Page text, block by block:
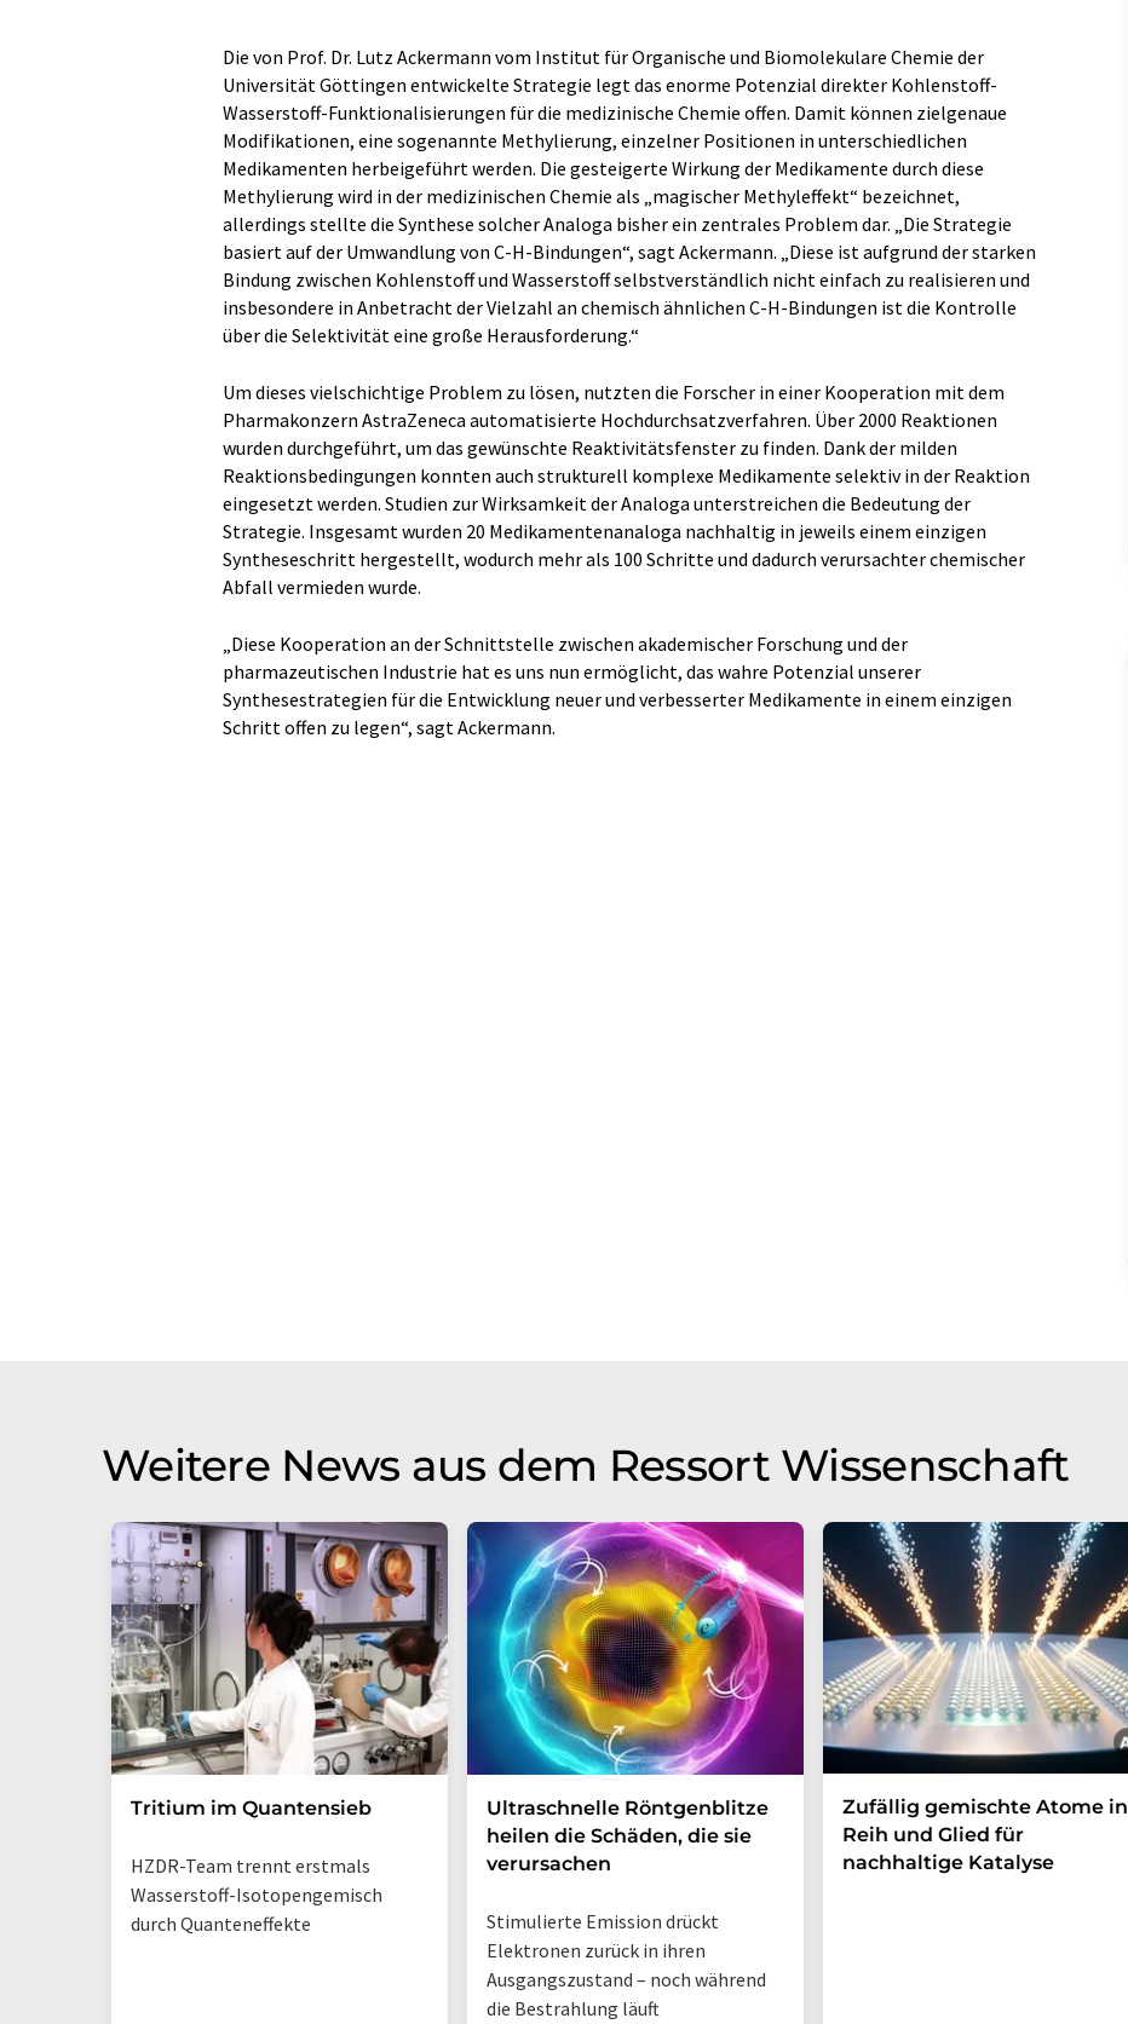
Die von Prof. Dr. Lutz Ackermann vom Institut für Organische und Biomolekulare Chemie der
Universität Göttingen entwickelte Strategie legt das enorme Potenzial direkter Kohlenstoff-
Wasserstoff-Funktionalisierungen für die medizinische Chemie offen. Damit können zielgenaue
Modifikationen, eine sogenannte Methylierung, einzelner Positionen in unterschiedlichen
Medikamenten herbeigeführt werden. Die gesteigerte Wirkung der Medikamente durch diese
Methylierung wird in der medizinischen Chemie als „magischer Methyleffekt“ bezeichnet,
allerdings stellte die Synthese solcher Analoga bisher ein zentrales Problem dar. „Die Strategie
basiert auf der Umwandlung von C-H-Bindungen“, sagt Ackermann. „Diese ist aufgrund der starken
Bindung zwischen Kohlenstoff und Wasserstoff selbstverständlich nicht einfach zu realisieren und
insbesondere in Anbetracht der Vielzahl an chemisch ähnlichen C-H-Bindungen ist die Kontrolle
über die Selektivität eine große Herausforderung.“
Um dieses vielschichtige Problem zu lösen, nutzten die Forscher in einer Kooperation mit dem
Pharmakonzern AstraZeneca automatisierte Hochdurchsatzverfahren. Über 2000 Reaktionen
wurden durchgeführt, um das gewünschte Reaktivitätsfenster zu finden. Dank der milden
Reaktionsbedingungen konnten auch strukturell komplexe Medikamente selektiv in der Reaktion
eingesetzt werden. Studien zur Wirksamkeit der Analoga unterstreichen die Bedeutung der
Strategie. Insgesamt wurden 20 Medikamentenanaloga nachhaltig in jeweils einem einzigen
Syntheseschritt hergestellt, wodurch mehr als 100 Schritte und dadurch verursachter chemischer
Abfall vermieden wurde.
„Diese Kooperation an der Schnittstelle zwischen akademischer Forschung und der
pharmazeutischen Industrie hat es uns nun ermöglicht, das wahre Potenzial unserer
Synthesestrategien für die Entwicklung neuer und verbesserter Medikamente in einem einzigen
Schritt offen zu legen“, sagt Ackermann.
Weitere News aus dem Ressort Wissenschaft
Tritium im Quantensieb
HZDR-Team trennt erstmals
Wasserstoff-Isotopengemisch
durch Quanteneffekte
Ultraschnelle Röntgenblitze
heilen die Schäden, die sie
verursachen
Stimulierte Emission drückt
Elektronen zurück in ihren
Ausgangszustand – noch während
die Bestrahlung läuft
Zufällig gemischte Atome in
Reih und Glied für
nachhaltige Katalyse